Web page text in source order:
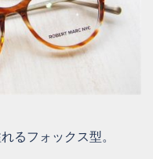
るフォックス型。